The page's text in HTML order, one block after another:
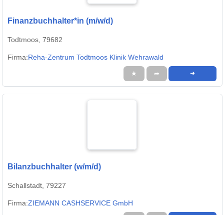
Finanzbuchhalter*in (m/w/d)
Todtmoos, 79682
Firma:Reha-Zentrum Todtmoos Klinik Wehrawald
★ ➦ ➜
Bilanzbuchhalter (w/m/d)
Schallstadt, 79227
Firma:ZIEMANN CASHSERVICE GmbH